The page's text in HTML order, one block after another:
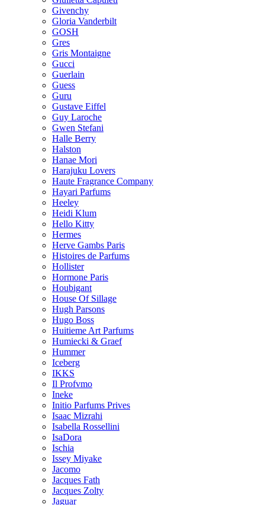
Givenchy
Gloria Vanderbilt
GOSH
Gres
Gris Montaigne
Gucci
Guerlain
Guess
Guru
Gustave Eiffel
Guy Laroche
Gwen Stefani
Halle Berry
Halston
Hanae Mori
Harajuku Lovers
Haute Fragrance Company
Hayari Parfums
Heeley
Heidi Klum
Hello Kitty
Hermes
Herve Gambs Paris
Histoires de Parfums
Hollister
Hormone Paris
Houbigant
House Of Sillage
Hugh Parsons
Hugo Boss
Huitieme Art Parfums
Humiecki & Graef
Hummer
Iceberg
IKKS
Il Profvmo
Ineke
Initio Parfums Prives
Isaac Mizrahi
Isabella Rossellini
IsaDora
Ischia
Issey Miyake
Jacomo
Jacques Fath
Jacques Zolty
Jaguar